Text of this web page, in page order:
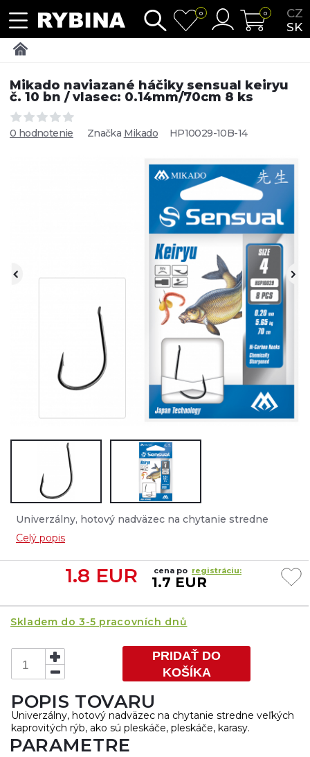
CZ
SK
0 0
Mikado naviazané háčiky sensual keiryu
č. 10 bn / vlasec: 0.14mm/70cm 8 ks
0 hodnotenie Značka Mikado HP10029-10B-14
Univerzálny, hotový nadväzec na chytanie stredne
veľkých kaprovitých rýb, ako sú pleskáče, pleskáče,
karasy....
Celý popis
1.8 EUR cena po registráciu:
1.7 EUR
Skladem do 3-5 pracovních dnů
PRIDAŤ DO
KOŠÍKA
POPIS TOVARU
Univerzálny, hotový nadväzec na chytanie stredne veľkých
kaprovitých rýb, ako sú pleskáče, pleskáče, karasy.
PARAMETRE